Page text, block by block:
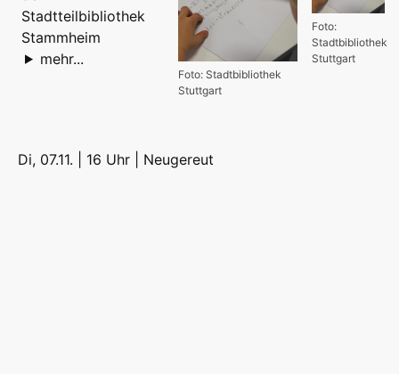
Foto:
Stadtbibliothek
Stuttgart
Foto: Stadtbibliothek
Stuttgart
Stadtteilbibliothek
Stammheim
mehr...
Di, 07.11. | 16 Uhr | Neugereut